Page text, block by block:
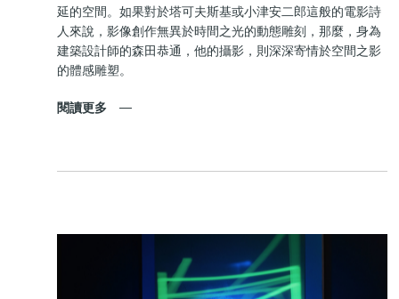
延的空間。如果對於塔可夫斯基或小津安二郎這般的電影詩
人來說，影像創作無異於時間之光的動態雕刻，那麼，身為
建築設計師的森田恭通，他的攝影，則深深寄情於空間之影
的體感雕塑。
閱讀更多